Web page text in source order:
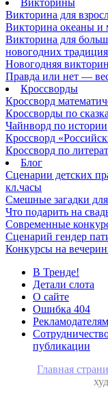
Викторины
Викторина для
Викторина океаны и
Викторина для
новогодних
Новогодняя
Правда или нет —
Кроссворды
Кроссворд
Кроссворды по
Чайнворд по истории
Кроссворд
Кроссворд по
Блог
Сценарии детских
кл.часы
Смешные загадки для
Что подарить на
Современные
Сценарий гендер
Конкурсы на
В Тренде!
Детали слота
О сайте
Ошибка 404
Рекламодателям
публикации
Главная